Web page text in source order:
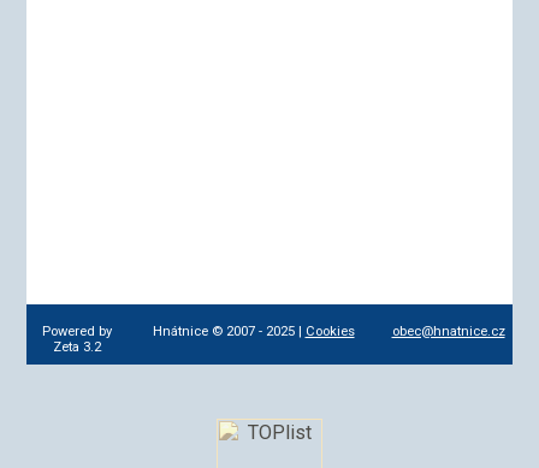
Powered by
Zeta 3.2
Hnátnice © 2007 - 2025 | Cookies obec@hnatnice.cz